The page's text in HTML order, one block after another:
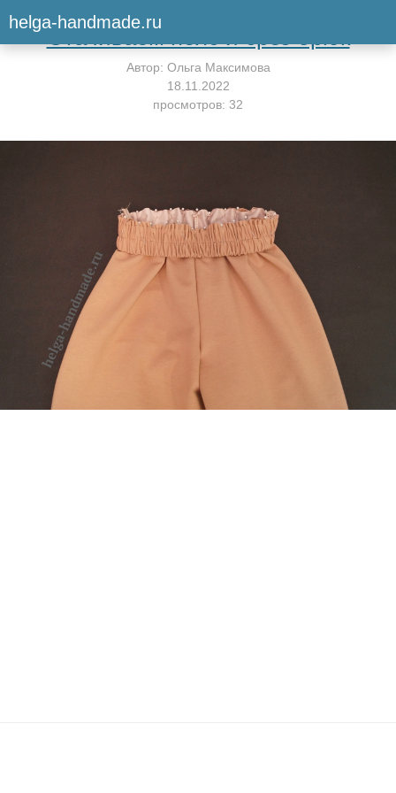
helga-handmade.ruВернуться к мастер-классу
Стачиваем пояс и срез брюк
Автор: Ольга Максимова
18.11.2022
просмотров: 32